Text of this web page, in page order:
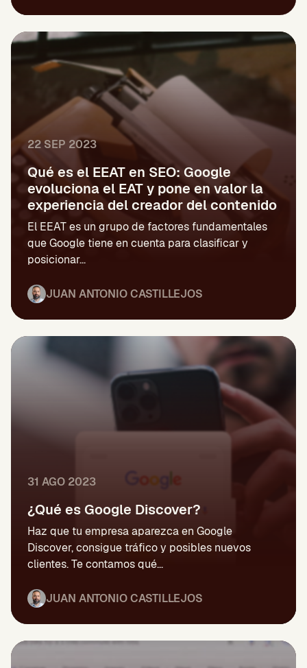
22 SEP 2023
Qué es el EEAT en SEO: Google
evoluciona el EAT y pone en valor la
experiencia del creador del contenido
El EEAT es un grupo de factores fundamentales
que Google tiene en cuenta para clasificar y
posicionar...
JUAN ANTONIO CASTILLEJOS
31 AGO 2023
¿Qué es Google Discover?
Haz que tu empresa aparezca en Google
Discover, consigue tráfico y posibles nuevos
clientes. Te contamos qué...
JUAN ANTONIO CASTILLEJOS